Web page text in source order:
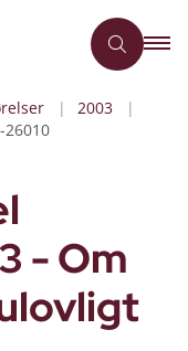
2003
- Om